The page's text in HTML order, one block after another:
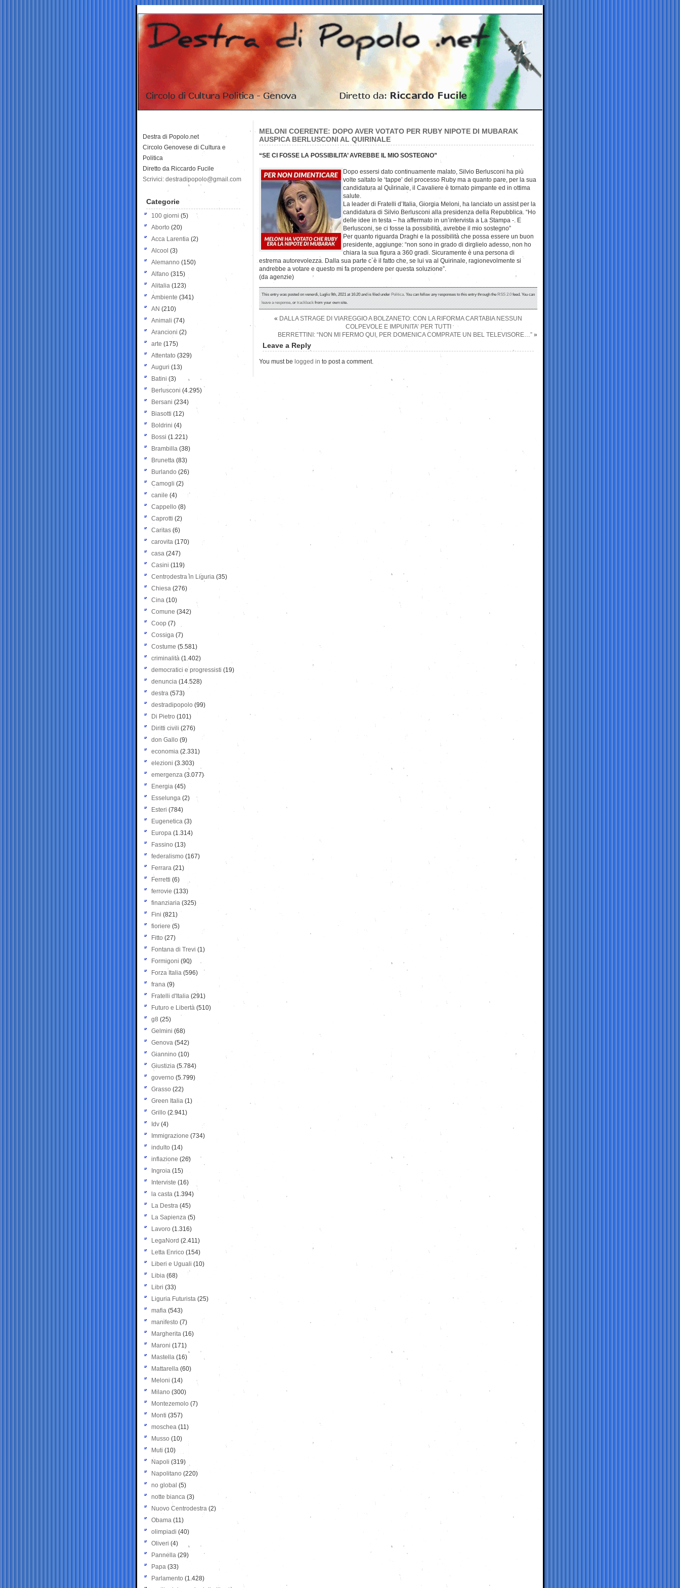
MELONI COERENTE: DOPO AVER VOTATO PER RUBY NIPOTE DI MUBARAK
AUSPICA BERLUSCONI AL QUIRINALE
“SE CI FOSSE LA POSSIBILITA’ AVREBBE IL MIO SOSTEGNO”
Dopo essersi dato continuamente malato, Silvio Berlusconi ha più
volte saltato le ‘tappe’ del processo Ruby ma a quanto pare, per la sua
candidatura al Quirinale, il Cavaliere è tornato pimpante ed in ottima
salute.
La leader di Fratelli d’Italia, Giorgia Meloni, ha lanciato un assist per la
candidatura di Silvio Berlusconi alla presidenza della Repubblica. “Ho
delle idee in testa – ha affermato in un’intervista a La Stampa -. E
Berlusconi, se ci fosse la possibilità, avrebbe il mio sostegno”
Per quanto riguarda Draghi e la possibilità che possa essere un buon
presidente, aggiunge: “non sono in grado di dirglielo adesso, non ho
chiara la sua figura a 360 gradi. Sicuramente è una persona di
estrema autorevolezza. Dalla sua parte c`è il fatto che, se lui va al Quirinale, ragionevolmente si
andrebbe a votare e questo mi fa propendere per questa soluzione”.
(da agenzie)
This entry was posted on venerdì, Luglio 9th, 2021 at 16:20 and is filed underPolitica. You can follow any responses to this entry through theRSS 2.0feed. You can
leave a response, ortrackbackfrom your own site.
« DALLA STRAGE DI VIAREGGIO A BOLZANETO: CON LA RIFORMA CARTABIA NESSUN
COLPEVOLE E IMPUNITA’ PER TUTTI
BERRETTINI: “NON MI FERMO QUI, PER DOMENICA COMPRATE UN BEL TELEVISORE…” »
Leave a Reply
You must be logged in to post a comment.
Destra di Popolo.net
Circolo Genovese di Cultura e
Politica
Diretto da Riccardo Fucile
Scrivici: destradipopolo@gmail.com
Categorie
100 giorni (5)
Aborto (20)
Acca Larentia (2)
Alcool (3)
Alemanno (150)
Alfano (315)
Alitalia (123)
Ambiente (341)
AN (210)
Animali (74)
Arancioni (2)
arte (175)
Attentato (329)
Auguri (13)
Batini (3)
Berlusconi (4.295)
Bersani (234)
Biasotti (12)
Boldrini (4)
Bossi (1.221)
Brambilla (38)
Brunetta (83)
Burlando (26)
Camogli (2)
canile (4)
Cappello (8)
Caprotti (2)
Caritas (6)
carovita (170)
casa (247)
Casini (119)
Centrodestra in Liguria (35)
Chiesa (276)
Cina (10)
Comune (342)
Coop (7)
Cossiga (7)
Costume (5.581)
criminalità (1.402)
democratici e progressisti (19)
denuncia (14.528)
destra (573)
destradipopolo (99)
Di Pietro (101)
Diritti civili (276)
don Gallo (9)
economia (2.331)
elezioni (3.303)
emergenza (3.077)
Energia (45)
Esselunga (2)
Esteri (784)
Eugenetica (3)
Europa (1.314)
Fassino (13)
federalismo (167)
Ferrara (21)
Ferretti (6)
ferrovie (133)
finanziaria (325)
Fini (821)
fioriere (5)
Fitto (27)
Fontana di Trevi (1)
Formigoni (90)
Forza Italia (596)
frana (9)
Fratelli d'Italia (291)
Futuro e Libertà (510)
g8 (25)
Gelmini (68)
Genova (542)
Giannino (10)
Giustizia (5.784)
governo (5.799)
Grasso (22)
Green Italia (1)
Grillo (2.941)
Idv (4)
Immigrazione (734)
indulto (14)
inflazione (26)
Ingroia (15)
Interviste (16)
la casta (1.394)
La Destra (45)
La Sapienza (5)
Lavoro (1.316)
LegaNord (2.411)
Letta Enrico (154)
Liberi e Uguali (10)
Libia (68)
Libri (33)
Liguria Futurista (25)
mafia (543)
manifesto (7)
Margherita (16)
Maroni (171)
Mastella (16)
Mattarella (60)
Meloni (14)
Milano (300)
Montezemolo (7)
Monti (357)
moschea (11)
Musso (10)
Muti (10)
Napoli (319)
Napolitano (220)
no global (5)
notte bianca (3)
Nuovo Centrodestra (2)
Obama (11)
olimpiadi (40)
Oliveri (4)
Pannella (29)
Papa (33)
Parlamento (1.428)